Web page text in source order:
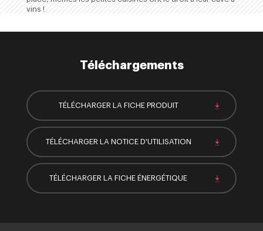
vins !
Téléchargements
TÉLÉCHARGER LA FICHE PRODUIT
TÉLÉCHARGER LA NOTICE D'UTILISATION
TÉLÉCHARGER LA FICHE ÉNERGÉTIQUE